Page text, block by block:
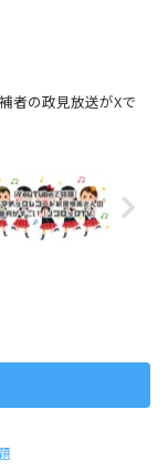
者の政見放送がXで